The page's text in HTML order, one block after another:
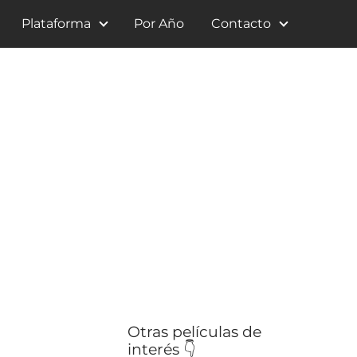
Plataforma Por Año Contacto
Otras películas de
interés 👇